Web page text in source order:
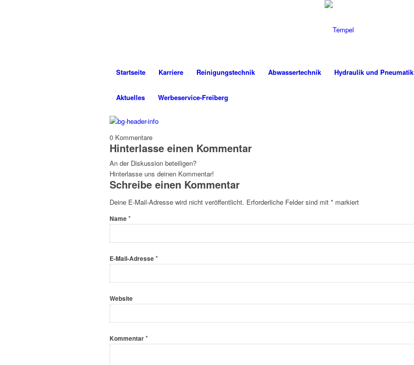
Startseite Karriere Reinigungstechnik Abwassertechnik Hydraulik und Pneumatik
Aktuelles Werbeservice-Freiberg
0 Kommentare
Hinterlasse einen Kommentar
An der Diskussion beteiligen?
Hinterlasse uns deinen Kommentar!
Schreibe einen Kommentar
Deine E-Mail-Adresse wird nicht veröffentlicht. Erforderliche Felder sind mit * markiert
Name*
E-Mail-Adresse*
Website
Kommentar*